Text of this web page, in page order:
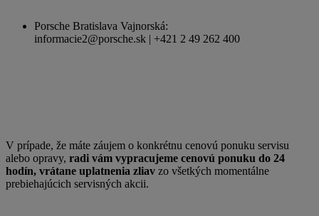
Porsche Bratislava Vajnorská:
informacie2@porsche.sk | +421 2 49 262 400
V prípade, že máte záujem o konkrétnu cenovú ponuku servisu
alebo opravy, radi vám vypracujeme cenovú ponuku do 24
hodín, vrátane uplatnenia zliav zo všetkých momentálne
prebiehajúcich servisných akcii.